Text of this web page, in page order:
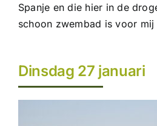
Spanje en die hier in de
schoon zwembad is voor
Dinsdag 27 januari